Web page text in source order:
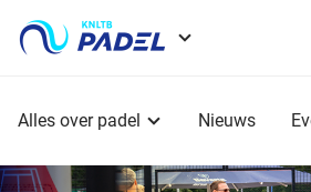
Alles over padel Nieuws